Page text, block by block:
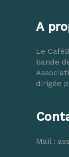
A
Le
bande
dirigée
Mail :